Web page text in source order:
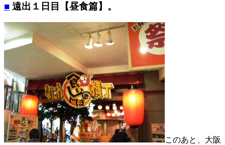
■ 遠出１日目【昼食篇】。
このあと、大阪